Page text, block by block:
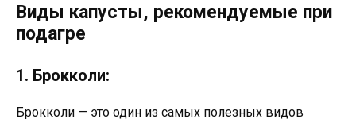
Виды капусты, рекомендуемые при
подагре
1. Брокколи:
Брокколи — это один из самых полезных видов